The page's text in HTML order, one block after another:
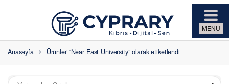
Anasayfa Ürünler “Near East University” olarak etiketlendi